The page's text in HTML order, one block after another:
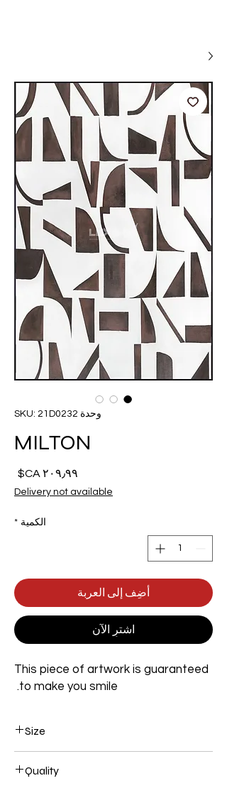
وحدة SKU: 21D0232
MILTON
Delivery not available
الكمية *
أضِف إلى العربة
اشترِ الآن
This piece of artwork is guaranteed
to make you smile.
Size
35mm
Quality